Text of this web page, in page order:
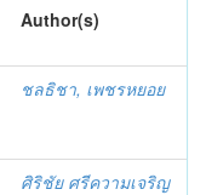
Author(s)
ชลธิชา, เพชรหยอย
ศิริชัย ศรีความเจริญ